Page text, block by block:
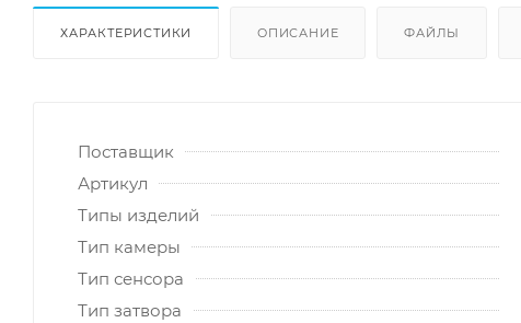
ХАРАКТЕРИСТИКИ ОПИСАНИЕ ФАЙЛЫ
Поставщик
Артикул
Типы изделий
Тип камеры
Тип сенсора
Тип затвора